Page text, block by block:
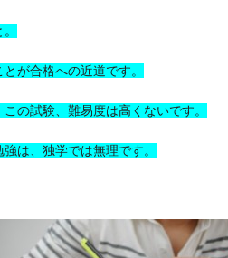
が合格への近道です。
の試験、難易度は高くないです。
は、独学では無理です。